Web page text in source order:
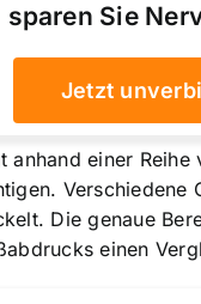
sparen Sie
Jetzt
einer
Die genaue
einen